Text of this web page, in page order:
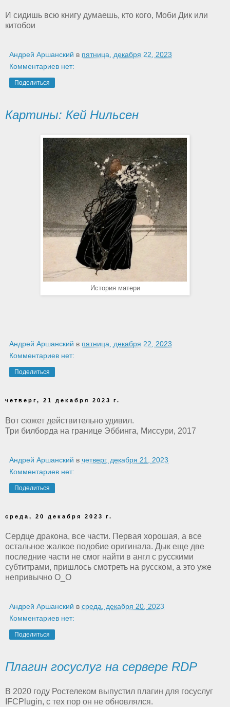
И сидишь всю книгу думаешь, кто кого, Моби Дик или
китобои
Андрей Аршанский в пятница, декабря 22, 2023
Комментариев нет:
Поделиться
Картины: Кей Нильсен
История матери
Андрей Аршанский в пятница, декабря 22, 2023
Комментариев нет:
Поделиться
четверг, 21 декабря 2023 г.
Вот сюжет действительно удивил.
Три билборда на границе Эббинга, Миссури, 2017
Андрей Аршанский в четверг, декабря 21, 2023
Комментариев нет:
Поделиться
среда, 20 декабря 2023 г.
Сердце дракона, все части. Первая хорошая, а все
остальное жалкое подобие оригинала. Дык еще две
последние части не смог найти в англ с русскими
субтитрами, пришлось смотреть на русском, а это уже
непривычно О_О
Андрей Аршанский в среда, декабря 20, 2023
Комментариев нет:
Поделиться
Плагин госуслуг на сервере RDP
В 2020 году Ростелеком выпустил плагин для госуслуг
IFCPlugin, с тех пор он не обновлялся.